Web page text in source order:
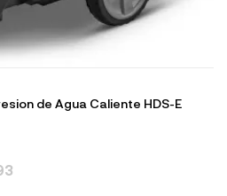
de Agua Caliente HDS-E